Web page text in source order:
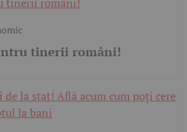
tinerii români!